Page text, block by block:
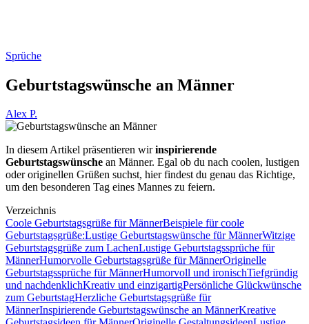
Sprüche
Geburtstagswünsche an Männer
Alex P.
In diesem Artikel präsentieren wirinspirierende
Geburtstagswünsche an Männer. Egal ob du nach coolen, lustigen
oder originellen Grüßen suchst, hier findest du genau das Richtige,
um den besonderen Tag eines Mannes zu feiern.
Verzeichnis
Coole Geburtstagsgrüße für MännerBeispiele für coole
Geburtstagsgrüße:Lustige Geburtstagswünsche für MännerWitzige
Geburtstagsgrüße zum LachenLustige Geburtstagssprüche für
MännerHumorvolle Geburtstagsgrüße für MännerOriginelle
Geburtstagssprüche für MännerHumorvoll und ironischTiefgründig
und nachdenklichKreativ und einzigartigPersönliche Glückwünsche
zum GeburtstagHerzliche Geburtstagsgrüße für
MännerInspirierende Geburtstagswünsche an MännerKreative